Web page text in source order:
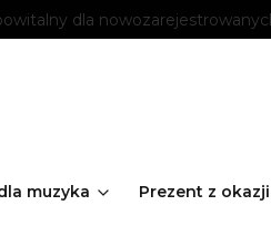
dla
muzyka Prezent z okazji